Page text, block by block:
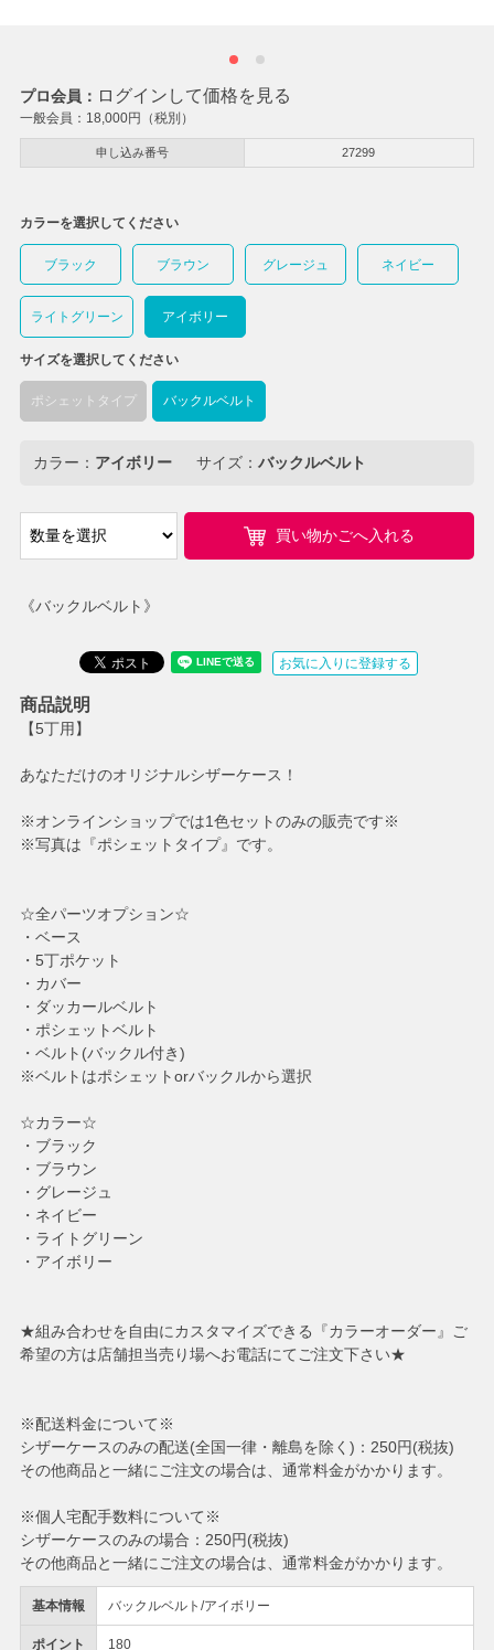
プロ会員： ログインして価格を見る
一般会員： 18,000円（税別）
申し込み番号 27299
《バックルベルト》
基本情報 バックルベルト/アイボリー
ポイント 180
カラーを選択してください
ブラック ブラウン グレージュ ネイビー
ライトグリーン アイボリー
サイズを選択してください
ポシェットタイプ バックルベルト
カラー： アイボリー サイズ： バックルベルト
買い物かごへ入れる
お気に入りに登録する
商品説明
【5丁用】
あなただけのオリジナルシザーケース！
※オンラインショップでは1色セットのみの販売です※
※写真は『ポシェットタイプ』です。
☆全パーツオプション☆
・ベース
・5丁ポケット
・カバー
・ダッカールベルト
・ポシェットベルト
・ベルト(バックル付き)
※ベルトはポシェットorバックルから選択
☆カラー☆
・ブラック
・ブラウン
・グレージュ
・ネイビー
・ライトグリーン
・アイボリー
★組み合わせを自由にカスタマイズできる『カラーオーダー』ご
希望の方は店舗担当売り場へお電話にてご注文下さい★
※配送料金について※
シザーケースのみの配送(全国一律・離島を除く)：250円(税抜)
その他商品と一緒にご注文の場合は、通常料金がかかります。
※個人宅配手数料について※
シザーケースのみの場合：250円(税抜)
その他商品と一緒にご注文の場合は、通常料金がかかります。